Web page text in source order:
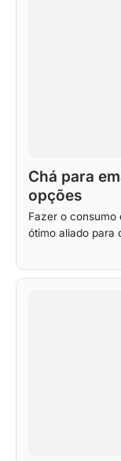
Chá para
opções
Fazer o consumo
ótimo aliado para